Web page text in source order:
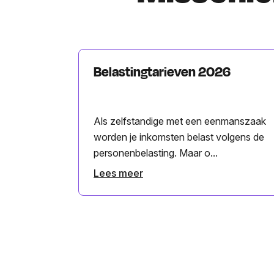
Belastingtarieven 2026
Als zelfstandige met een eenmanszaak
worden je inkomsten belast volgens de
personenbelasting. Maar o...
Lees meer